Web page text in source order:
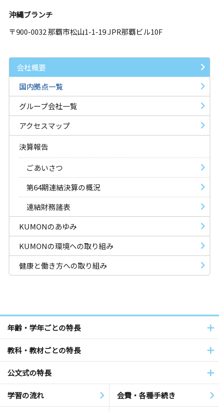
沖縄ブランチ
〒900-0032 那覇市松山1-1-19 JPR那覇ビル10F
会社概要
国内拠点一覧
グループ会社一覧
アクセスマップ
決算報告
ごあいさつ
第64期連結決算の概況
連結財務諸表
KUMONのあゆみ
KUMONの環境への取り組み
健康と働き方への取り組み
年齢・学年ごとの特長
教科・教材ごとの特長
公文式の特長
学習の流れ 会費・各種手続き